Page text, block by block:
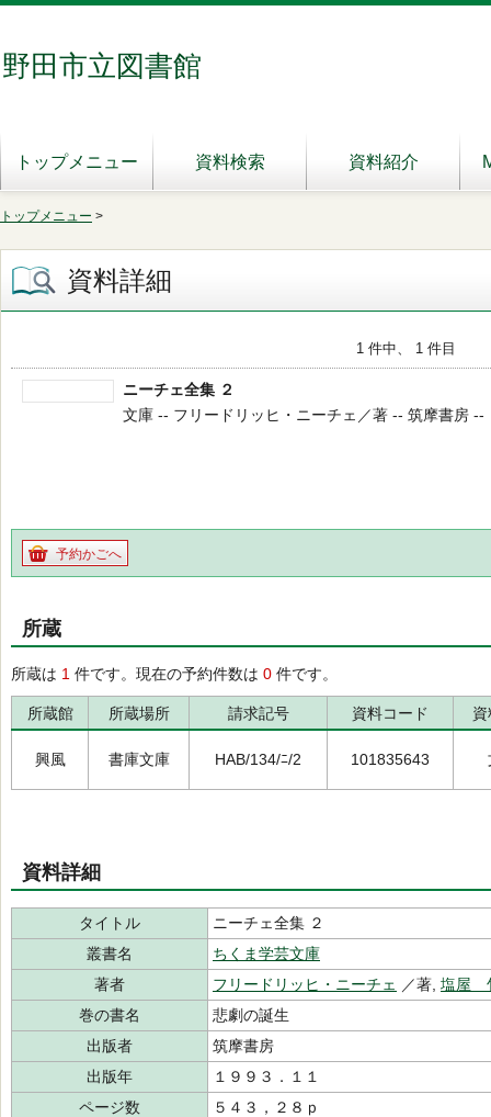
野田市立図書館
トップメニュー 資料検索 資料紹介
トップメニュー >
資料詳細
1 件中、 1 件目
ニーチェ全集 ２
文庫 -- フリードリッヒ・ニーチェ／著 -- 筑摩書房
予約かごへ
所蔵
所蔵は 1 件です。現在の予約件数は 0 件です。
所蔵館 所蔵場所 請求記号 資料コード
興風 書庫文庫 HAB/134/ﾆ/2 101835643
資料詳細
タイトル
ニーチェ全集 ２
叢書名
ちくま学芸文庫
著者
フリードリッヒ・ニーチェ ／著, 塩屋
巻の書名
悲劇の誕生
出版者
筑摩書房
出版年
１９９３．１１
ページ数
５４３，２８ｐ